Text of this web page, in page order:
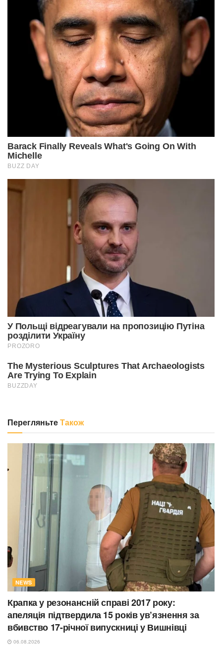
ПерегляньтеТакож
NEWS
Крапка у резонансній справі 2017 року:
апеляція підтвердила 15 років ув’язнення за
вбивство 17-річної випускниці у Вишнівці
06.08.2026